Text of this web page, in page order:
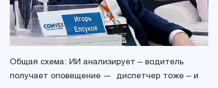
Общая схема: ИИ анализирует – водитель
получает оповещение — диспетчер тоже – и